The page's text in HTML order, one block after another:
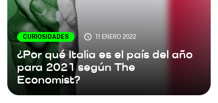
CURIOSIDADES 11 ENERO 2022
¿Por qué Italia es el país del año
para 2021 según The
Economist?